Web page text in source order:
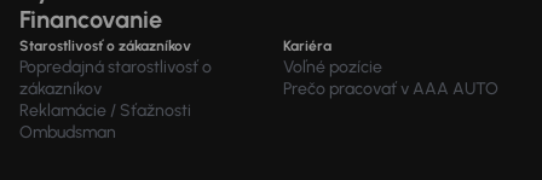
Financovanie
Starostlivosť o zákazníkov
Popredajná starostlivosť o
zákazníkov
Reklamácie / Sťažnosti
Ombudsman
Kariéra
Voľné pozície
Prečo pracovať v AAA AUTO